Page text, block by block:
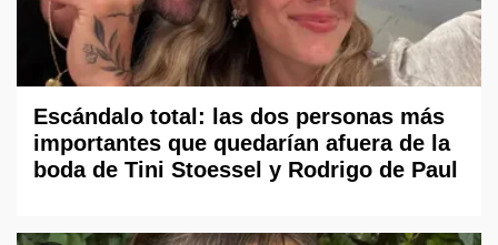
Escándalo total: las dos personas más
importantes que quedarían afuera de la
boda de Tini Stoessel y Rodrigo de Paul